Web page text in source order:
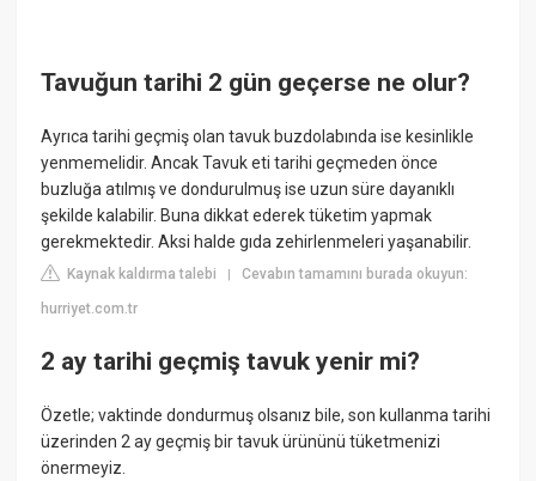
Tavuğun tarihi 2 gün geçerse ne olur?
Ayrıca tarihi geçmiş olan tavuk buzdolabında ise kesinlikle
yenmemelidir. Ancak Tavuk eti tarihi geçmeden önce
buzluğa atılmış ve dondurulmuş ise uzun süre dayanıklı
şekilde kalabilir. Buna dikkat ederek tüketim yapmak
gerekmektedir. Aksi halde gıda zehirlenmeleri yaşanabilir.
Kaynak kaldırma talebi |Cevabın tamamını burada okuyun:
hurriyet.com.tr
2 ay tarihi geçmiş tavuk yenir mi?
Özetle; vaktinde dondurmuş olsanız bile, son kullanma tarihi
üzerinden 2 ay geçmiş bir tavuk ürününü tüketmenizi
önermeyiz.